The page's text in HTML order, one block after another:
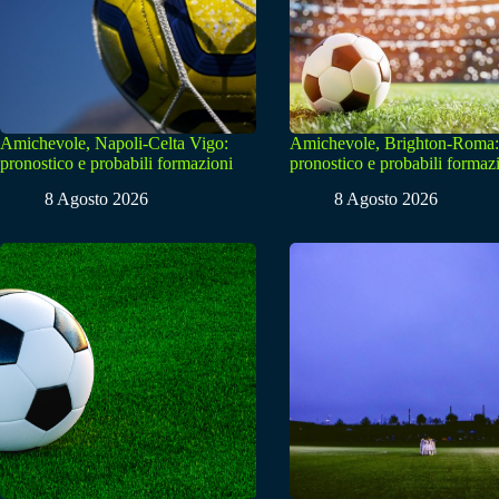
Amichevole, Napoli-Celta Vigo:
pronostico e probabili formazioni
8 Agosto 2026
Amichevole, Brighton-Roma:
pronostico e probabili
8 Agosto 2026